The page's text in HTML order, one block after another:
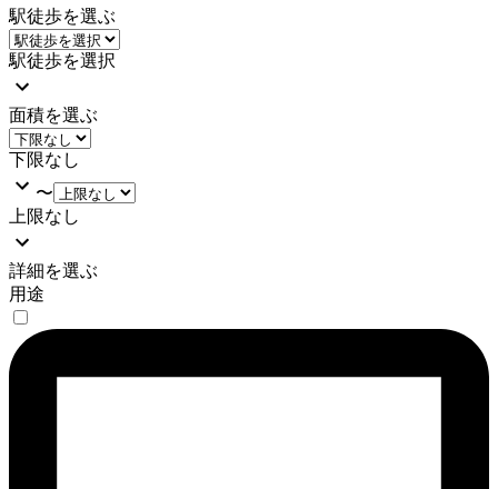
駅徒歩を選ぶ
駅徒歩を選択
面積を選ぶ
下限なし
〜
上限なし
詳細を選ぶ
用途